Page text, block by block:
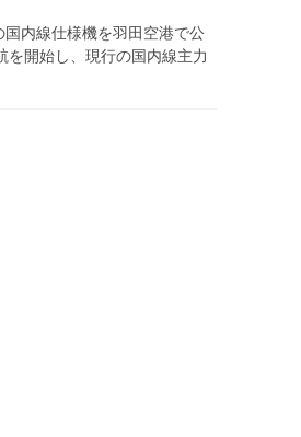
内線仕様機を羽田空港で公
開始し、現行の国内線主力